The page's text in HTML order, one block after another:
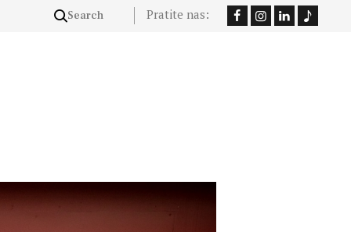
Pratite nas: